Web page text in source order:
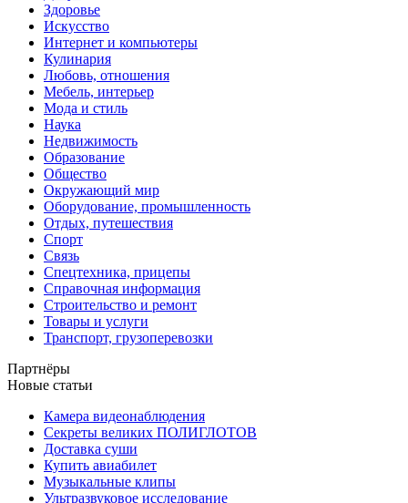
Здоровье
Искусство
Интернет и компьютеры
Кулинария
Любовь, отношения
Мебель, интерьер
Мода и стиль
Наука
Недвижимость
Образование
Общество
Окружающий мир
Оборудование, промышленность
Отдых, путешествия
Спорт
Связь
Спецтехника, прицепы
Справочная информация
Строительство и ремонт
Товары и услуги
Транспорт, грузоперевозки
Партнёры
Новые статьи
Камера видеонаблюдения
Секреты великих ПОЛИГЛОТОВ
Доставка суши
Купить авиабилет
Музыкальные клипы
Ультразвуковое исследование